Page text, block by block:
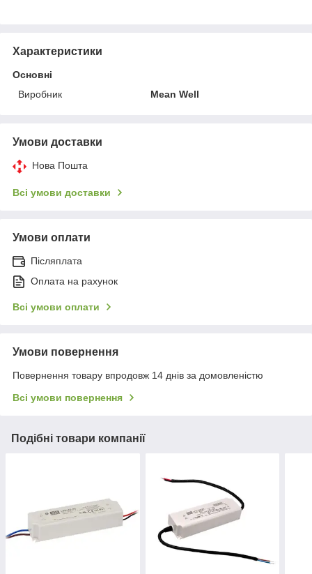
Характеристики
Основні
Виробник
Mean Well
Умови доставки
Нова Пошта
Всі умови доставки
Умови оплати
Післяплата
Оплата на рахунок
Всі умови оплати
Умови повернення
Повернення товару впродовж 14 днів за домовленістю
Всі умови повернення
Подібні товари компанії